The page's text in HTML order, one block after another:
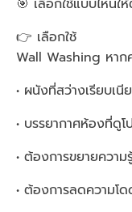
🎯 เลือกใช้แบบไหน
👉 เลือกใช้
Wall Washing หา
• ผนังที่สว่างเรียบเนี
• บรรยากาศห้องที่ดูโ
• ต้องการขยายควา
• ต้องการลดความ